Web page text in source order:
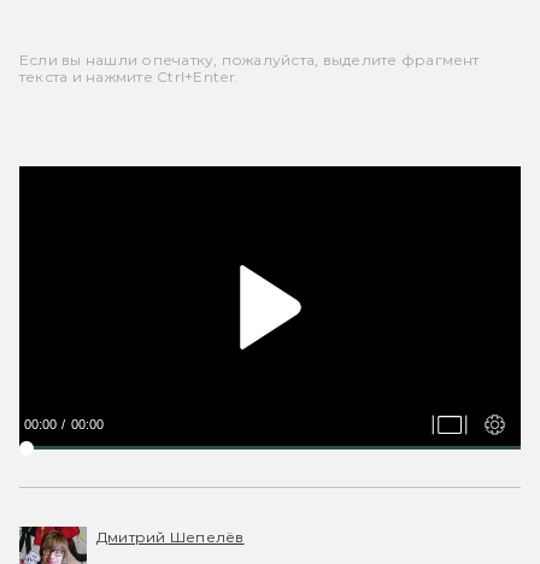
Если вы нашли опечатку, пожалуйста, выделите фрагмент
текста и нажмите Ctrl+Enter.
00:00 00:00
Дмитрий Шепелёв